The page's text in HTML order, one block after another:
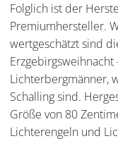
Folglich ist der
Premiumhersteller.
wertgeschätzt sind
Lichterbergmänner,
Schalling sind.
Größe von 80
Lichterengeln und